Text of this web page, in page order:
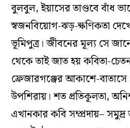
বুলবুল, ইয়াসের তাণ্ডবে বাঁধ
স্বজনবিয়োগ-ঝড়-ক্ষণিকতা
ভূমিপুত্র। জীবনের মূল্য সে
থেকে তাই জাত হয় কবিতা-
ফ্রেজারগঞ্জের আকাশে-
উপশিরায়। শত প্রতিকূলতা,
এখানকার কবি সম্প্রদায়–